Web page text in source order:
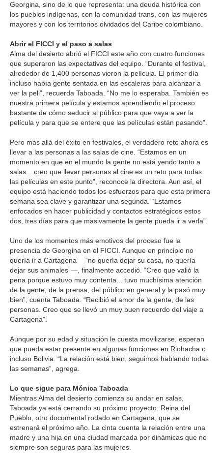
Georgina, sino de lo que representa: una deuda histórica con
los pueblos indígenas, con la comunidad trans, con las mujeres
mayores y con los territorios olvidados del Caribe colombiano.
Abrir el FICCI y el paso a salas
Alma del desierto abrió el FICCI este año con cuatro funciones
que superaron las expectativas del equipo. “Durante el festival,
alrededor de 1,400 personas vieron la película. El primer día
incluso había gente sentada en las escaleras para alcanzar a
ver la peli”, recuerda Taboada. “No me lo esperaba. También es
nuestra primera película y estamos aprendiendo el proceso
bastante de cómo seducir al público para que vaya a ver la
película y para que se entere que las películas están pasando”.
Pero más allá del éxito en festivales, el verdadero reto ahora es
llevar a las personas a las salas de cine. “Estamos en un
momento en que en el mundo la gente no está yendo tanto a
salas... creo que llevar personas al cine es un reto para todas
las películas en este punto”, reconoce la directora. Aun así, el
equipo está haciendo todos los esfuerzos para que esta primera
semana sea clave y garantizar una segunda. “Estamos
enfocados en hacer publicidad y contactos estratégicos estos
dos, tres días para que masivamente la gente pueda ir a verla”.
Uno de los momentos más emotivos del proceso fue la
presencia de Georgina en el FICCI. Aunque en principio no
quería ir a Cartagena —“no quería dejar su casa, no quería
dejar sus animales”—, finalmente accedió. “Creo que valió la
pena porque estuvo muy contenta... tuvo muchísima atención
de la gente, de la prensa, del público en general y la pasó muy
bien”, cuenta Taboada. “Recibió el amor de la gente, de las
personas. Creo que se llevó un muy buen recuerdo del viaje a
Cartagena”.
Aunque por su edad y situación le cuesta movilizarse, esperan
que pueda estar presente en algunas funciones en Riohacha o
incluso Bolivia. “La relación está bien, seguimos hablando todas
las semanas”, agrega.
Lo que sigue para Mónica Taboada
Mientras Alma del desierto comienza su andar en salas,
Taboada ya está cerrando su próximo proyecto: Reina del
Pueblo, otro documental rodado en Cartagena, que se
estrenará el próximo año. La cinta cuenta la relación entre una
madre y una hija en una ciudad marcada por dinámicas que no
siempre son seguras para las mujeres.